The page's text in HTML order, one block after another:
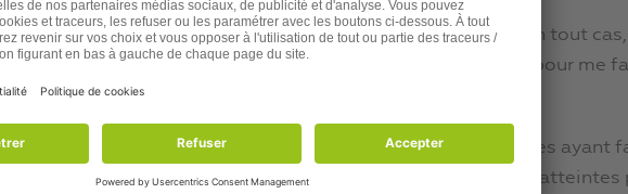
On ne sait plus si on peut faire confiance à ce qui est écrit
. En tout
ce n’est pas demain la veille que je pourrai tendre mon bras pour me
sans arrière-pensées !!
Surtout que cette étude contient une bizarrerie : les personnes ayant
la Covid ont été considérées par les chercheurs comme non-